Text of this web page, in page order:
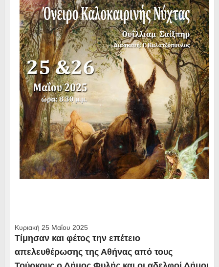
Κυριακή 25 Μαΐου 2025
Τίμησαν και φέτος την επέτειο
απελευθέρωσης της Αθήνας από τους